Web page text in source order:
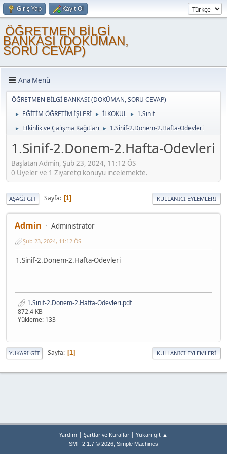
Giriş Yap Kayıt Ol
ÖĞRETMEN BİLGİ
BANKASI (DOKÜMAN,
SORU CEVAP)
Ana Menü
ÖĞRETMEN BİLGİ BANKASI (DOKÜMAN, SORU CEVAP)
► EĞİTİM ÖĞRETİM İŞLERİ ► İLKOKUL ► 1.Sınıf
► Etkinlik ve Çalışma Kağıtları ► 1.Sinif-2.Donem-2.Hafta-Odevleri
1.Sinif-2.Donem-2.Hafta-Odevleri
Başlatan Admin, Şub 23, 2024, 11:12 ÖS
0 Üyeler ve 1 Ziyaretçi konuyu incelemekte.
AŞAĞI GIT Sayfa 1 KULLANICI EYLEMLERI
Admin Administrator
Şub 23, 2024, 11:12 ÖS
1.Sinif-2.Donem-2.Hafta-Odevleri
1.Sinif-2.Donem-2.Hafta-Odevleri.pdf
872.4 KB
Yükleme: 133
YUKARI GIT Sayfa 1 KULLANICI EYLEMLERI
Yardım | Şartlar ve Kurallar| Yukarı git ▲
SMF 2.1.7 © 2026, Simple Machines